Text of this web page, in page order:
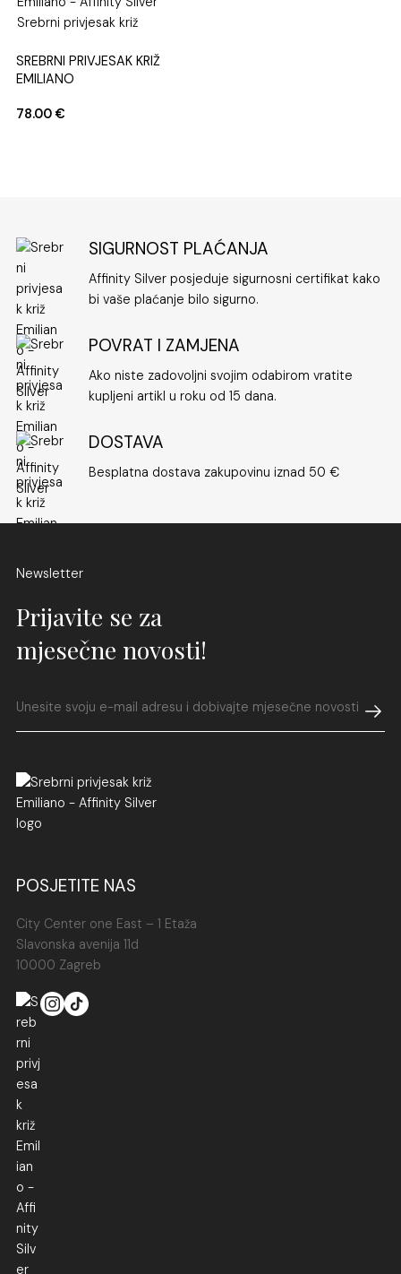
SREBRNI PRIVJESAK KRIŽ
EMILIANO
78.00€
SIGURNOST PLAĆANJA
Affinity Silver posjeduje sigurnosni certifikat kako
bi vaše plaćanje bilo sigurno.
POVRAT I ZAMJENA
Ako niste zadovoljni svojim odabirom vratite
kupljeni artikl u roku od 15 dana.
DOSTAVA
Besplatna dostava zakupovinu iznad 50 €
Newsletter
Prijavite se za
mjesečne novosti!
POSJETITE NAS
City Center one East – 1 Etaža
Slavonska avenija 11d
10000 Zagreb